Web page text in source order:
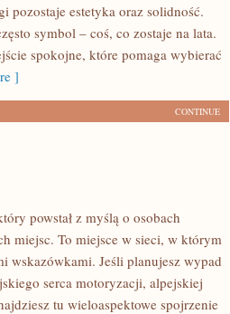
pozostaje estetyka oraz solidność.
symbol – coś, co zostaje na lata.
spokojne, które pomaga wybierać
]
CONTINUE
powstał z myślą o osobach
miejsc. To miejsce w sieci, w którym
wskazówkami. Jeśli planujesz wypad
serca motoryzacji, alpejskiej
tu wieloaspektowe spojrzenie